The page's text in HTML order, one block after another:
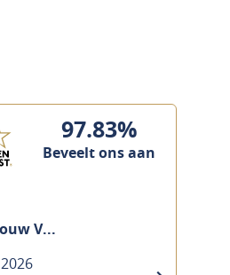
97.83%
Beveelt ons aan
V...